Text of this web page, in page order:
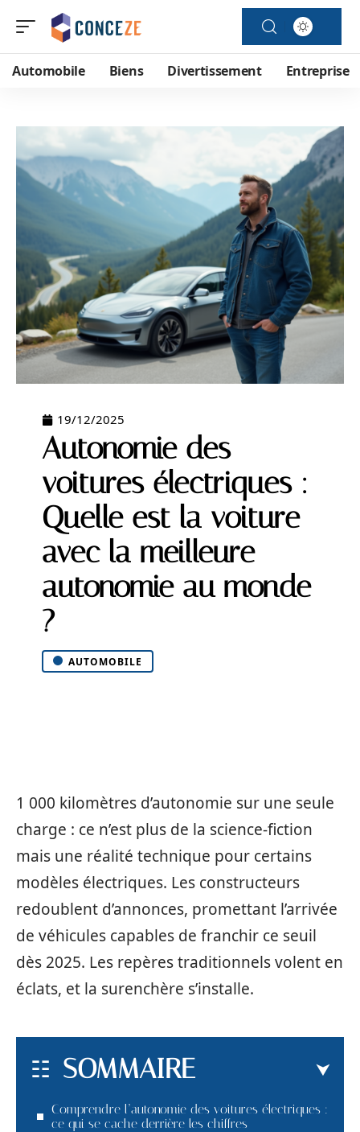
Automobile Biens Divertissement Entreprise
19/12/2025
Autonomie des
voitures électriques :
Quelle est la voiture
avec la meilleure
autonomie au monde
?
AUTOMOBILE
1 000 kilomètres d’autonomie sur une seule
charge : ce n’est plus de la science-fiction
mais une réalité technique pour certains
modèles électriques. Les constructeurs
redoublent d’annonces, promettant l’arrivée
de véhicules capables de franchir ce seuil
dès 2025. Les repères traditionnels volent en
éclats, et la surenchère s’installe.
SOMMAIRE
Comprendre l’autonomie des voitures électriques :
ce qui se cache derrière les chiffres